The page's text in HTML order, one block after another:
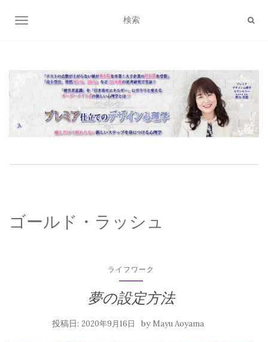
ナビゲーション切り替え
ゴールド・ラッシュ
ライフワーク
夢の設定方法
投稿日: 2020年9月16日 by Mayu Aoyama